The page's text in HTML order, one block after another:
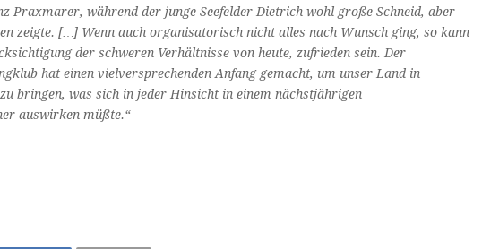
Praxmarer, während der junge Seefelder Dietrich wohl große Schneid, aber
zeigte. […] Wenn auch organisatorisch nicht alles nach Wunsch ging, so kann
der schweren Verhältnisse von heute, zufrieden sein. Der
hat einen vielversprechenden Anfang gemacht, um unser Land in
bringen, was sich in jeder Hinsicht in einem nächstjährigen
auswirken müßte.“